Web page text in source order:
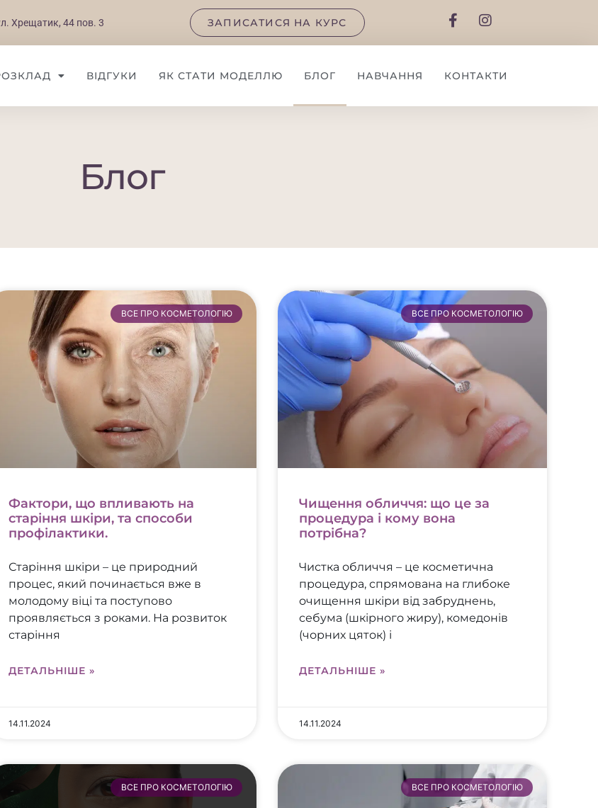
Хрещатик, 44 пов. 3 ЗАПИСАТИСЯ НА КУРС
ВІДГУКИ ЯК СТАТИ МОДЕЛЛЮ БЛОГ НАВЧАННЯ КОНТАКТИ
Блог
ВСЕ ПРО КОСМЕТОЛОГІЮ
Фактори, що впливають на
старіння шкіри, та способи
профілактики.
Старіння шкіри – це природний
процес, який починається вже в
молодому віці та поступово
проявляється з роками. На розвиток
старіння
ДЕТАЛЬНІШЕ »
14.11.2024
ВСЕ ПРО КОСМЕТОЛОГІЮ
Чищення обличчя: що це за
процедура і кому вона
потрібна?
Чистка обличчя – це косметична
процедура, спрямована на глибоке
очищення шкіри від забруднень,
себума (шкірного жиру), комедонів
(чорних цяток) і
ДЕТАЛЬНІШЕ »
14.11.2024
ВСЕ ПРО КОСМЕТОЛОГІЮ ВСЕ ПРО КОСМЕТОЛОГІЮ